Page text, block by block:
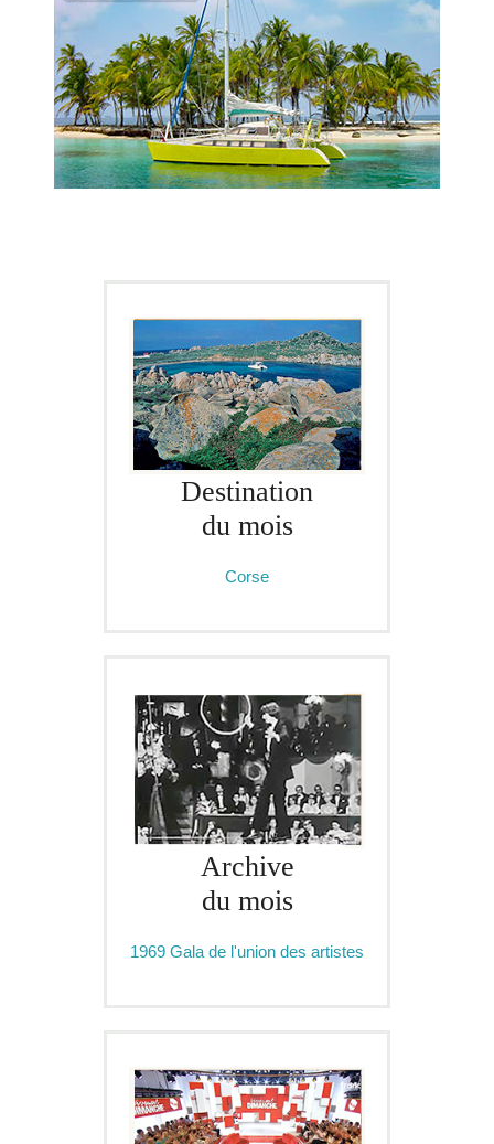
Destination
du mois
Corse
Archive
du mois
1969 Gala de l'union des artistes